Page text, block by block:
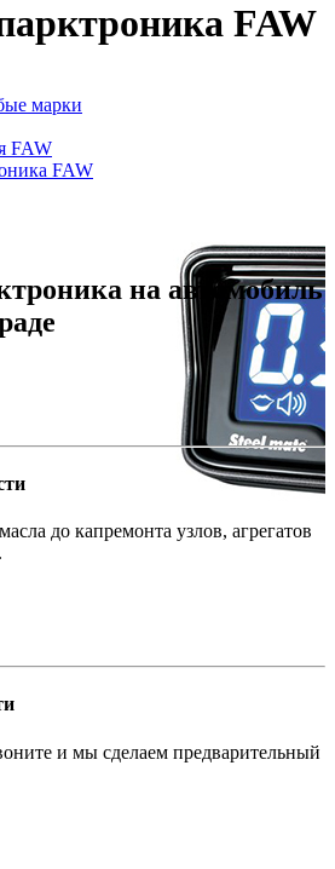
FAW
марки
FAW
FAW
на автомобиль
до капремонта узлов, агрегатов
и мы сделаем предварительный